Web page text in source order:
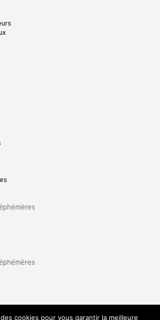
cookies pour vous garantir la meilleure